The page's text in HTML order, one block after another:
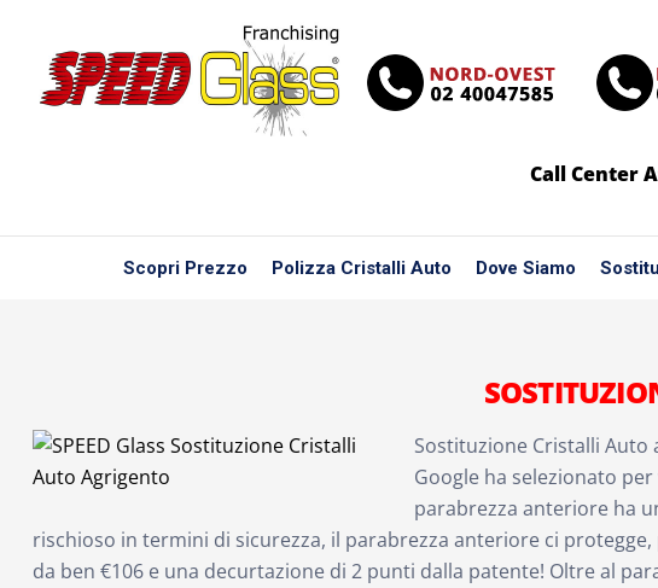
Call Center
Scopri Prezzo Polizza Cristalli Auto Dove Siamo
Sostituzione Cristalli Auto
Google ha selezionato
parabrezza anteriore ha
rischioso in termini di sicurezza, il parabrezza anteriore ci
da ben €106 e una decurtazione di 2 punti dalla patente! Oltre al